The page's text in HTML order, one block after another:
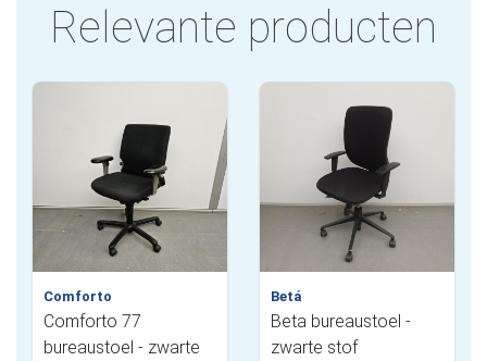
Relevante producten
Comforto
Comforto 77
bureaustoel - zwarte
Betá
Beta bureaustoel -
zwarte stof